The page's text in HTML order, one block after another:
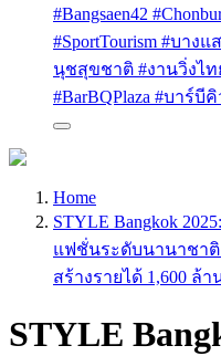
#Bangsaen42
#SportTourism #บาง
นุชสุขชาติ #งานวิ่งไท
#BarBQPlaza #บาร์
Home
STYLE Bangkok
แฟชั่นระดับนานาชาติ
สร้างรายได้ 1,600 ล้า
STYLE